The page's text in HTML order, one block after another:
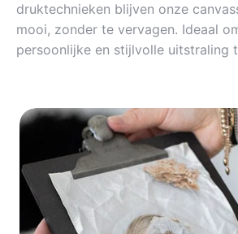
druktechnieken blijven onze
mooi, zonder te vervagen. Ideaal
persoonlijke en stijlvolle uitstraling